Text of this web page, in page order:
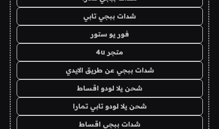
شدات ببجي تابي
فور يو ستور
متجر 4u
شدات ببجي عن طريق الايدي
شحن يلا لودو اقساط
شحن يلا لودو تابي تمارا
شدات ببجي اقساط